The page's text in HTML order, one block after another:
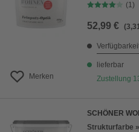
Preis absteigend
Merken
(1)
52,99 €
lieferbar
Zustellung
SCHÖNER
Strukturfarbe